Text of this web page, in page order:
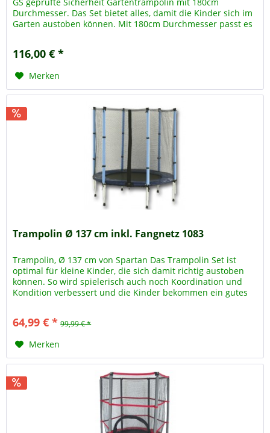
Durchmesser. Das Set bietet alles, damit die Kinder sich im
Garten austoben können. Mit 180cm Durchmesser passt es
116,00 € *
Merken
Trampolin Ø 137 cm inkl. Fangnetz 1083
Trampolin, Ø 137 cm von Spartan Das Trampolin Set ist
optimal für kleine Kinder, die sich damit richtig austoben
können. So wird spielerisch auch noch Koordination und
Kondition verbessert und die Kinder bekommen ein gutes
64,99 € * 99,99 € *
Merken